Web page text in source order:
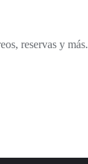
reservas y más.